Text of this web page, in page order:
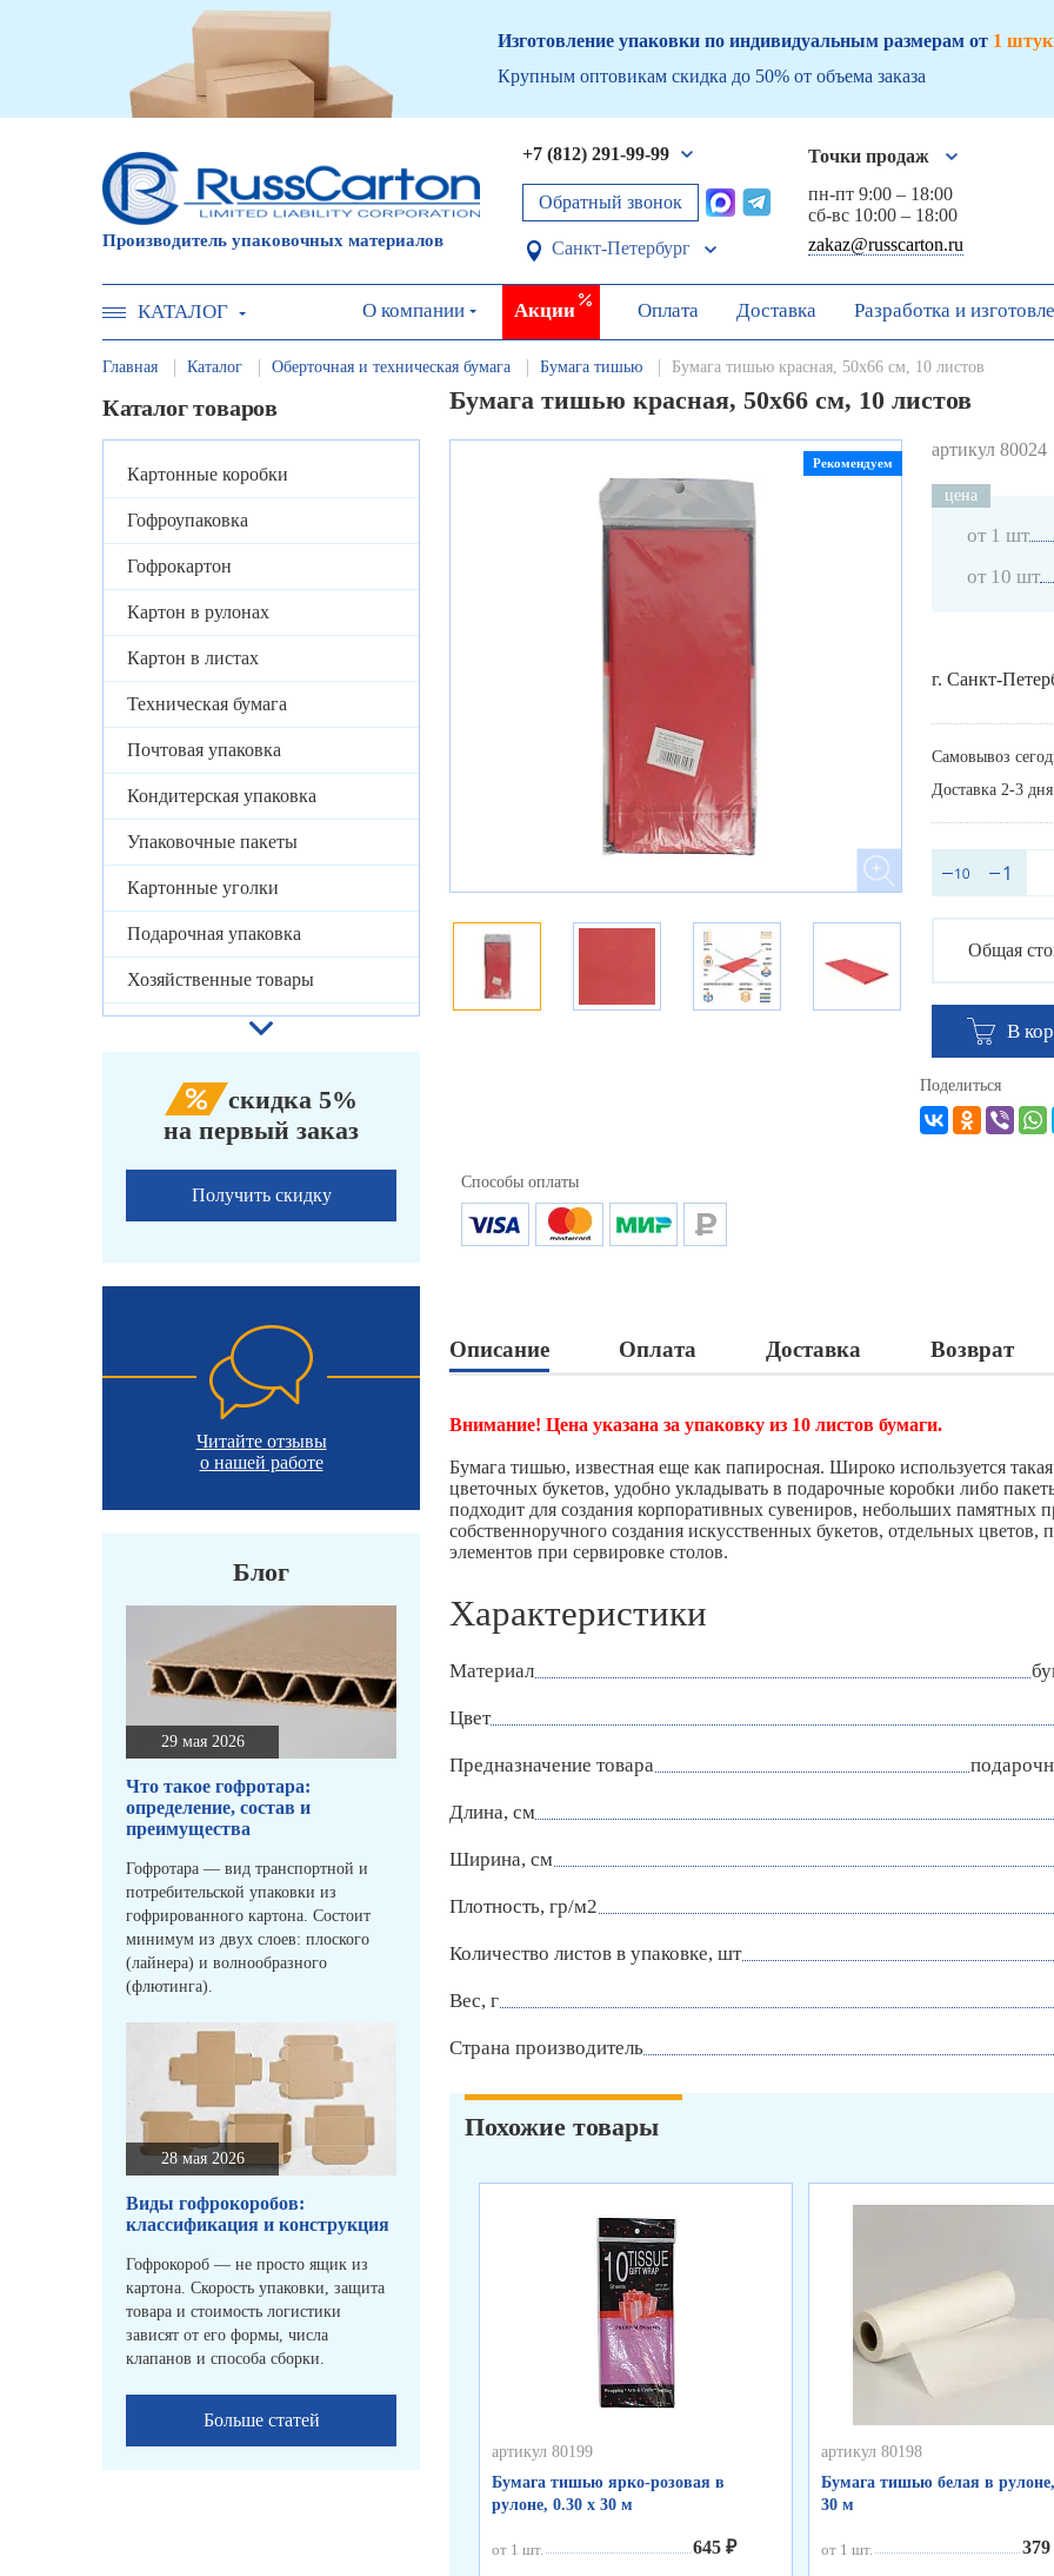
Изготовление упаковки по индивидуальным размерам от 1
Крупным оптовикам скидка до 50% от объема заказа
Производитель упаковочных материалов
+7 (812) 291-99-99
Обратный звонок
Санкт-Петербург
Точки продаж
пн-пт 9:00 – 18:00
сб-вс 10:00 – 18:00
zakaz@russcarton.ru
КАТАЛОГ О компании Акции Оплата Доставка Разработка и
Главная Каталог Оберточная и техническая бумага Бумага тишью Бумага тишью красная, 50х66 см, 10 листов
Каталог товаров
Картонные коробки
Гофроупаковка
Гофрокартон
Картон в рулонах
Картон в листах
Техническая бумага
Почтовая упаковка
Кондитерская упаковка
Упаковочные пакеты
Картонные уголки
Подарочная упаковка
Хозяйственные товары
скидка 5%
на первый заказ
Получить скидку
Читайте отзывы
о нашей работе
Блог
29 мая 2026
Что такое гофротара:
определение, состав и
преимущества
Гофротара — вид транспортной и
потребительской упаковки из
гофрированного картона. Состоит
минимум из двух слоев: плоского
(лайнера) и волнообразного
(флютинга).
28 мая 2026
Виды гофрокоробов:
классификация и конструкция
Гофрокороб — не просто ящик из
картона. Скорость упаковки, защита
товара и стоимость логистики
зависят от его формы, числа
клапанов и способа сборки.
Больше статей
Бумага тишью красная, 50х66 см, 10 листов
Рекомендуем
артикул 80024
цена
от 1 шт
от 10 шт
г. Санкт-
Самовывоз
Доставка 2-3 дня
Общая
В
Поделиться
Способы оплаты
Описание Оплата Доставка Возврат
Внимание! Цена указана за упаковку из 10 листов бумаги.
Бумага тишью, известная еще как папиросная. Широко используется
цветочных букетов, удобно укладывать в подарочные коробки либо
подходит для создания корпоративных сувениров, небольших памятных
собственноручного создания искусственных букетов, отдельных
элементов при сервировке столов.
Характеристики
Материал
Цвет
Предназначение товара
Длина, см
Ширина, см
Плотность, гр/м2
Количество листов в упаковке, шт
Вес, г
Страна производитель
Похожие товары
артикул 80199
Бумага тишью ярко-розовая в
рулоне, 0.30 х 30 м
от 1 шт. 645 ₽
артикул 80198
Бумага тишью белая в
30 м
от 1 шт.